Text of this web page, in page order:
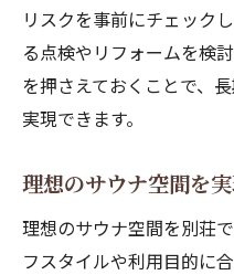
リスクを事前にチェック
る点検やリフォームを検
を押さえておくことで、
実現できます。
理想のサウナ空間を
理想のサウナ空間を別荘
フスタイルや利用目的に